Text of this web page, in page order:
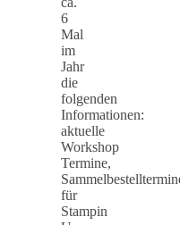
6
Mal
im
Jahr
die
folgenden
Informationen:
aktuelle
Workshop
Termine,
für
Stampin